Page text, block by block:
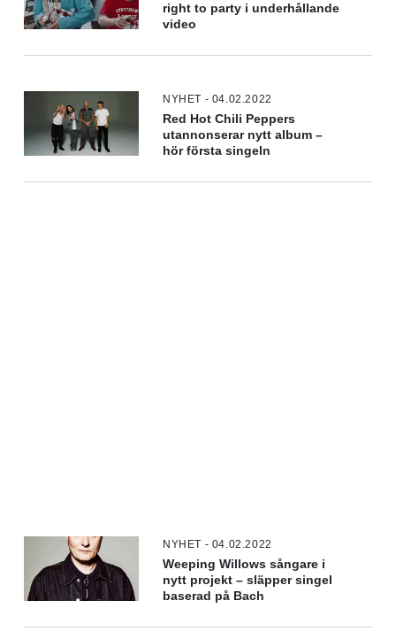
right to party i underhållande
video
NYHET - 04.02.2022
Red Hot Chili Peppers
utannonserar nytt album –
hör första singeln
NYHET - 04.02.2022
Weeping Willows sångare i
nytt projekt – släpper singel
baserad på Bach